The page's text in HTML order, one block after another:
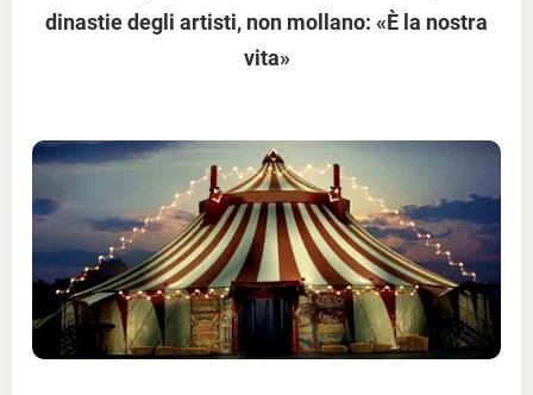
dinastie degli artisti, non mollano: «È la nostra
vita»